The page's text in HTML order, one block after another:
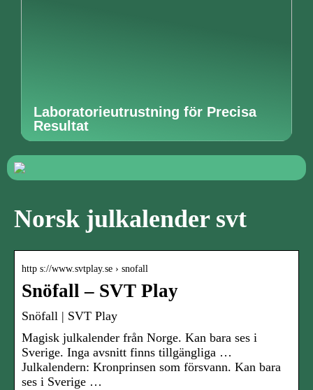
Laboratorieutrustning för Precisa
Resultat
Norsk julkalender svt
http s://www.svtplay.se › snofall
Snöfall – SVT Play
Snöfall | SVT Play
Magisk julkalender från Norge. Kan bara ses i
Sverige. Inga avsnitt finns tillgängliga …
Julkalendern: Kronprinsen som försvann. Kan bara
ses i Sverige …